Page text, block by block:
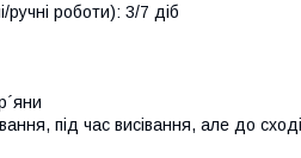
ручні роботи): 3/7 діб
під час висівання, але до